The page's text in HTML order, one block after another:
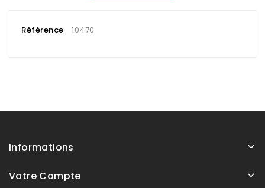
Référence 10470
Informations
Votre Compte